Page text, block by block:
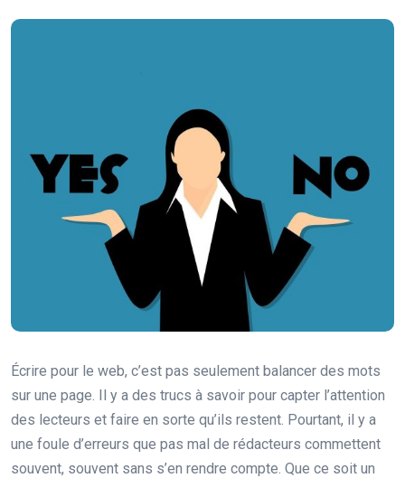
Écrire pour le web, c’est pas seulement balancer des mots
sur une page. Il y a des trucs à savoir pour capter l’attention
des lecteurs et faire en sorte qu’ils restent. Pourtant, il y a
une foule d’erreurs que pas mal de rédacteurs commettent
souvent, souvent sans s’en rendre compte. Que ce soit un